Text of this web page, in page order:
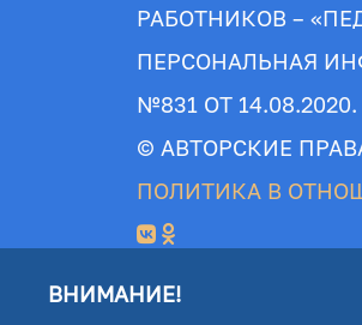
РАБОТНИКОВ –
ПЕРСОНАЛЬНАЯ
№831 ОТ 14.08.2020.
© АВТОРСКИЕ
ПОЛИТИКА В
ВНИМАНИЕ!